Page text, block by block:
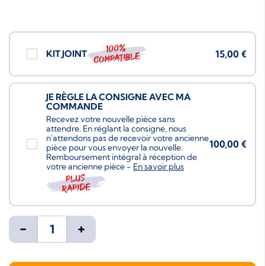
KIT JOINT 100%
compatible 15,00 €
JE RÈGLE LA CONSIGNE AVEC MA
COMMANDE
Recevez votre nouvelle pièce sans
attendre. En réglant la consigne, nous
n'attendons pas de recevoir votre ancienne
pièce pour vous envoyer la nouvelle.
Remboursement intégral à réception de
votre ancienne pièce - En savoir plus
Plus
rapide
100,00 €
- +